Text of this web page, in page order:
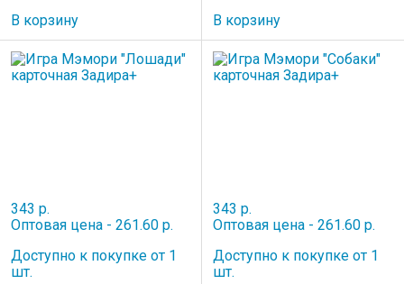
В корзину
В корзину
343 р.
Оптовая цена - 261.60 р.
Доступно к покупке от 1
шт.
343 р.
Оптовая цена - 261.60 р.
Доступно к покупке от 1
шт.